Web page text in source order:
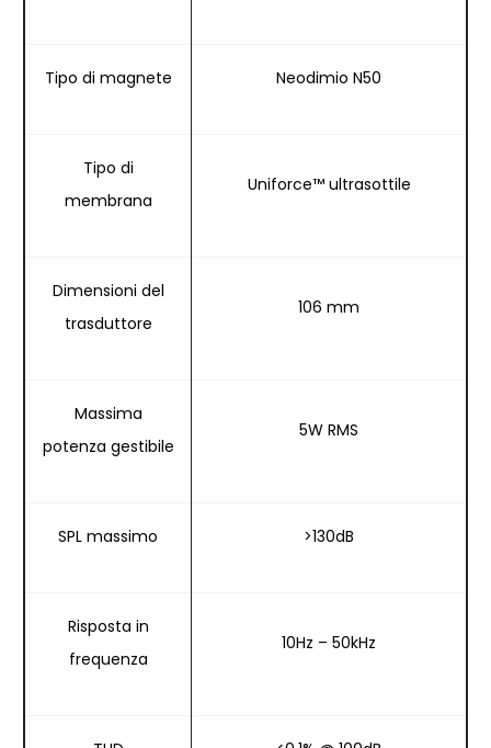
Tipo di magnete Neodimio N50
Tipo di
membrana
Uniforce™ ultrasottile
Dimensioni del
trasduttore
106 mm
Massima
potenza gestibile
5W RMS
SPL massimo >130dB
Risposta in
frequenza
10Hz – 50kHz